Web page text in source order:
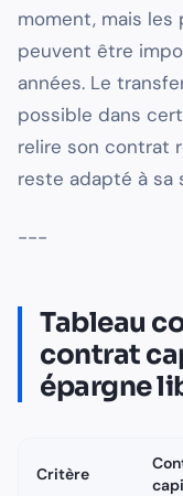
moment, mais
peuvent être
années. Le
possible dans
relire son contrat
reste adapté à sa
---
Tableau
contrat
épargne
Critère